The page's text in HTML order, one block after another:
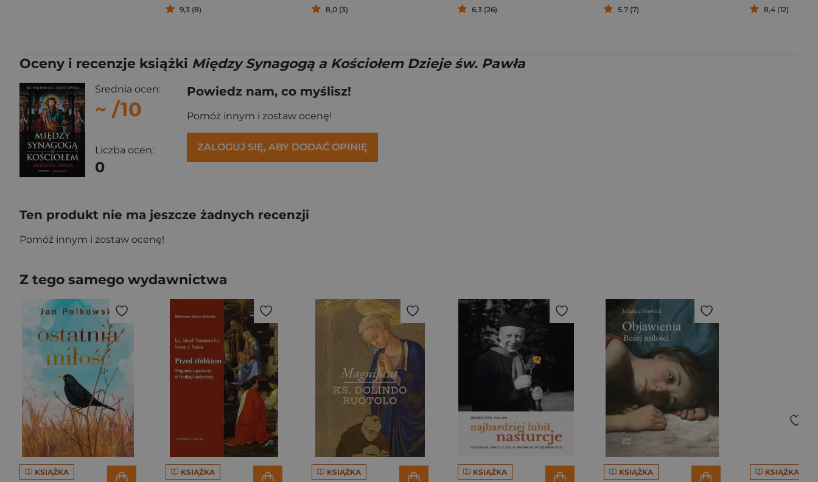
9,3 (8) 8,0 (3) 6,3 (26) 5,7 (7) 8,4 (12)
Oceny i recenzje książki Między Synagogą a Kościołem Dzieje św. Pawła
Średnia ocen:
~ /10
Liczba ocen:
0
Powiedz nam, co myślisz!
Pomóż innym i zostaw ocenę!
ZALOGUJ SIĘ, ABY DODAĆ OPINIĘ
Ten produkt nie ma jeszcze żadnych recenzji
Pomóż innym i zostaw ocenę!
Z tego samego wydawnictwa
KSIĄŻKA KSIĄŻKA KSIĄŻKA KSIĄŻKA KSIĄŻKA KSIĄŻKA